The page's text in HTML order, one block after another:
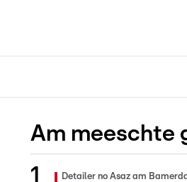
Am meeschte
Detailer no Asaz am